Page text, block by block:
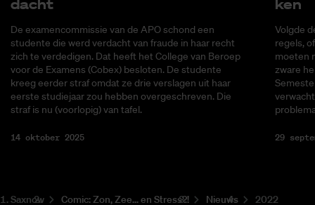
dacht
De examencommissie van de APO schond een
studente die werd verdacht van fraude in haar recht
zich te verdedigen. Dat heeft het College van Beroep
voor de Examens (Cobex) besloten. De studente
kreeg eerder straf omdat ze drie verslagen uit haar
eerste studiejaar zou hebben overgeschreven. Die
straf is nu (voorlopig) van tafel.
14 oktober 2025
ken
Volgde
regels,
moeten
zware
29
Saxnow Co­mic: Zon, Zee... en Stress?! Nieuws
2022